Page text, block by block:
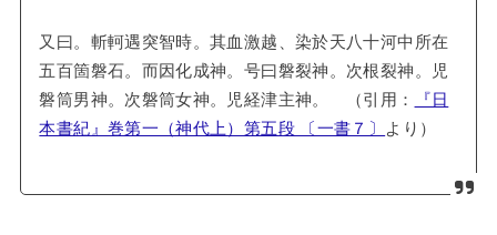
又曰。斬軻遇突智時。其血激越、染於天八十河中所在
五百箇磐石。而因化成神。号曰磐裂神。次根裂神。児
磐筒男神。次磐筒女神。児経津主神。 （引用：
『日
本書紀』巻第一（神代上）第五段 〔一書７〕 より）